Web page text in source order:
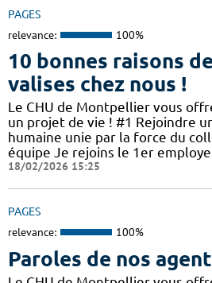
PAGES
relevance: 100%
10 bonnes raisons
valises chez nous !
Le CHU de Montpellier vous
un projet de vie ! #1 Rejoindre
humaine unie par la force du
équipe Je rejoins le 1er
18/02/2026 15:25
PAGES
relevance: 100%
Paroles de nos